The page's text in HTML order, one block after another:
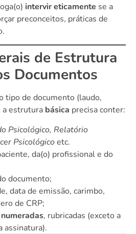
intervir eticamente se a
preconceitos, práticas de
de Estrutura
Documentos
tipo de documento (laudo,
a estrutura básica precisa conter:
Psicológico, Relatório
Psicológicoetc.
da(o) profissional e do
documento;
data de emissão, carimbo,
de CRP;
, rubricadas (exceto a
assinatura).